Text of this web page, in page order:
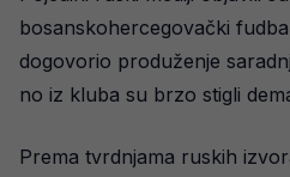
bosanskohercegovački
dogovorio produženje
no iz kluba su brzo stigli
Prema tvrdnjama ruskih